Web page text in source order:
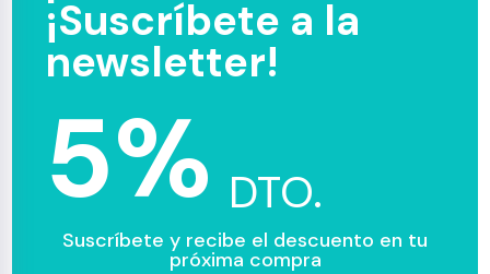
¡Suscríbete a la
newsletter!
5% DTO.
Suscríbete y recibe el descuento en tu
próxima compra